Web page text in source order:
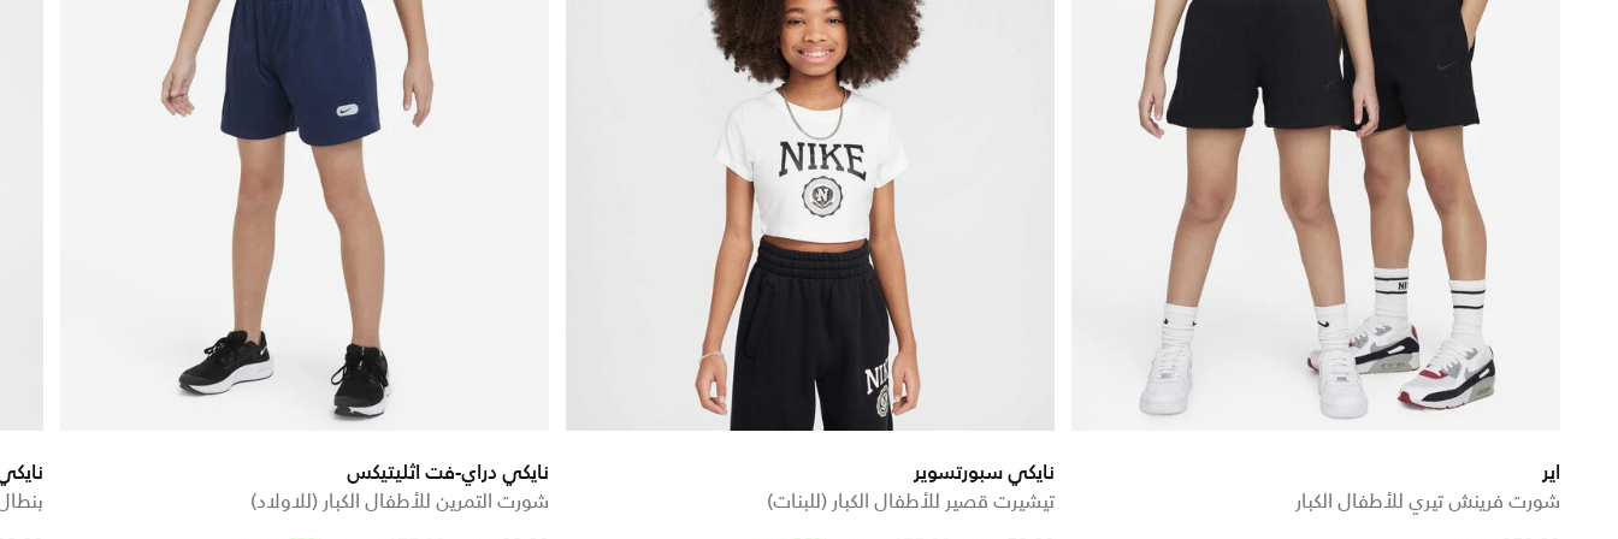
اير
شورت فرينش تيري للأطفال الكبار
نايكي سبورتسوير
تيشيرت قصير للأطفال الكبار (للبنات)
نايكي دراي-فت اثليتيكس
شورت التمرين للأطفال الكبار (للاولاد)